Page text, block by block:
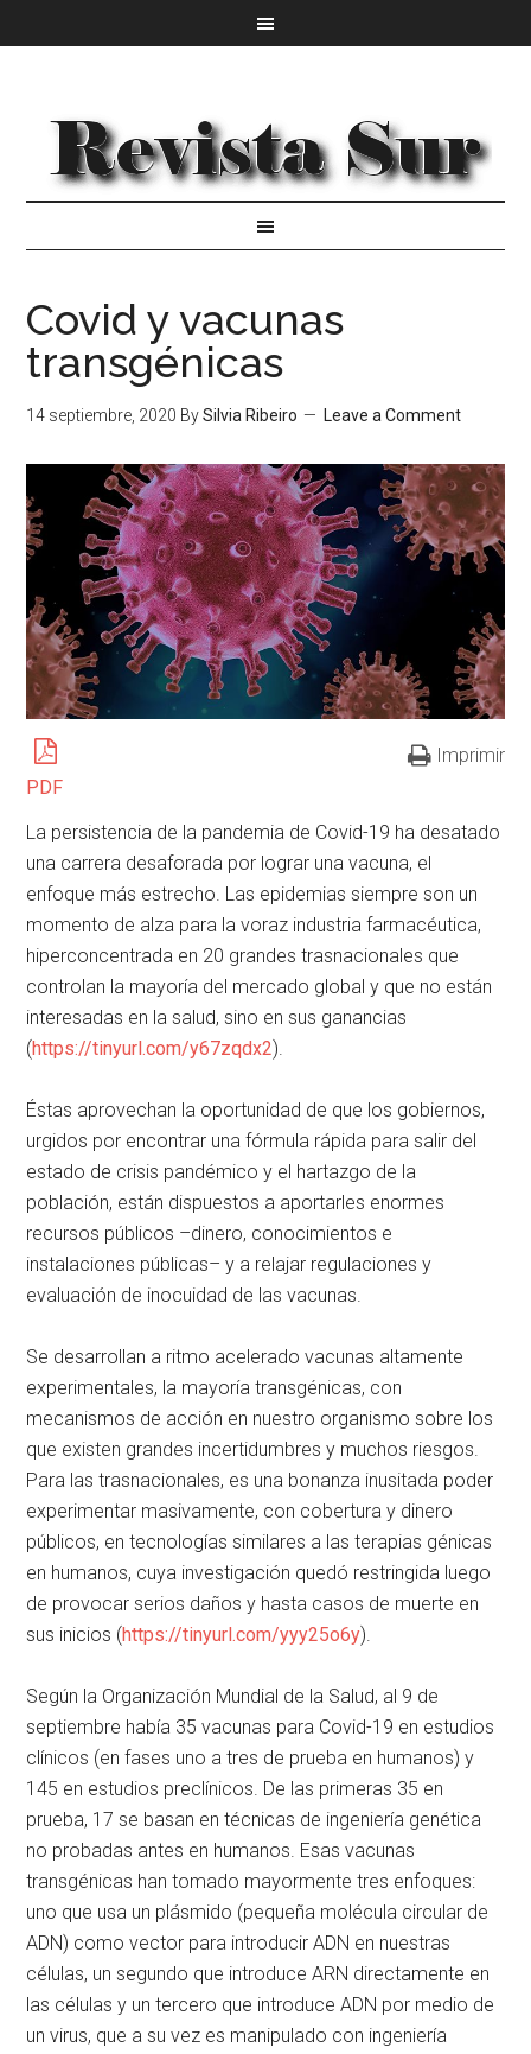
Covid y vacunas
transgénicas
14 septiembre, 2020 BySilvia Ribeiro Leave a Comment
PDF
Imprimir
La persistencia de la pandemia de Covid-19 ha desatado
una carrera desaforada por lograr una vacuna, el
enfoque más estrecho. Las epidemias siempre son un
momento de alza para la voraz industria farmacéutica,
hiperconcentrada en 20 grandes trasnacionales que
controlan la mayoría del mercado global y que no están
interesadas en la salud, sino en sus ganancias
(https://tinyurl.com/y67zqdx2).
Éstas aprovechan la oportunidad de que los gobiernos,
urgidos por encontrar una fórmula rápida para salir del
estado de crisis pandémico y el hartazgo de la
población, están dispuestos a aportarles enormes
recursos públicos –dinero, conocimientos e
instalaciones públicas– y a relajar regulaciones y
evaluación de inocuidad de las vacunas.
Se desarrollan a ritmo acelerado vacunas altamente
experimentales, la mayoría transgénicas, con
mecanismos de acción en nuestro organismo sobre los
que existen grandes incertidumbres y muchos riesgos.
Para las trasnacionales, es una bonanza inusitada poder
experimentar masivamente, con cobertura y dinero
públicos, en tecnologías similares a las terapias génicas
en humanos, cuya investigación quedó restringida luego
de provocar serios daños y hasta casos de muerte en
sus inicios (https://tinyurl.com/yyy25o6y).
Según la Organización Mundial de la Salud, al 9 de
septiembre había 35 vacunas para Covid-19 en estudios
clínicos (en fases uno a tres de prueba en humanos) y
145 en estudios preclínicos. De las primeras 35 en
prueba, 17 se basan en técnicas de ingeniería genética
no probadas antes en humanos. Esas vacunas
transgénicas han tomado mayormente tres enfoques:
uno que usa un plásmido (pequeña molécula circular de
ADN) como vector para introducir ADN en nuestras
células, un segundo que introduce ARN directamente en
las células y un tercero que introduce ADN por medio de
un virus, que a su vez es manipulado con ingeniería